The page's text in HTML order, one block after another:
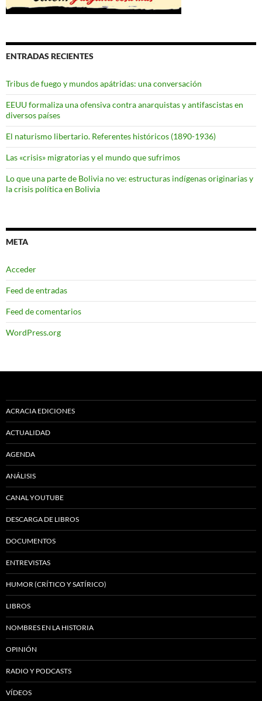
ENTRADAS RECIENTES
Tribus de fuego y mundos apátridas: una conversación
EEUU formaliza una ofensiva contra anarquistas y antifascistas en
diversos países
El naturismo libertario. Referentes históricos (1890-1936)
Las «crisis» migratorias y el mundo que sufrimos
Lo que una parte de Bolivia no ve: estructuras indígenas originarias y
la crisis política en Bolivia
META
Acceder
Feed de entradas
Feed de comentarios
WordPress.org
ACRACIA EDICIONES
ACTUALIDAD
AGENDA
ANÁLISIS
CANAL YOUTUBE
DESCARGA DE LIBROS
DOCUMENTOS
ENTREVISTAS
HUMOR (CRÍTICO Y SATÍRICO)
LIBROS
NOMBRES EN LA HISTORIA
OPINIÓN
RADIO Y PODCASTS
VÍDEOS